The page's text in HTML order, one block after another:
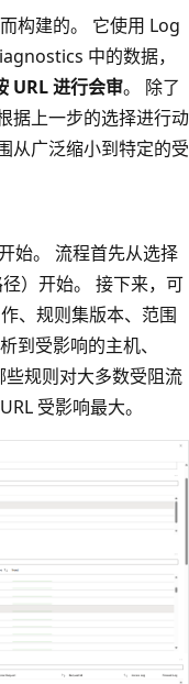
构建的。 它使用 Log
中的数据，
URL 进行会审。 除了
据上一步的选择进行动
从广泛缩小到特定的受
始。 流程首先从选择
）开始。 接下来，可
、规则集版本、范围
到受影响的主机、
规则对大多数受阻流
受影响最大。